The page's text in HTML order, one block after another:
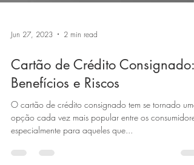
Jun 27, 2023 2 min read
Cartão de Crédito Consignado:
Benefícios e Riscos
O cartão de crédito consignado tem se tornado uma